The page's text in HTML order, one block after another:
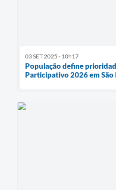
03 SET 2025 - 10h17
População define
Participativo 2026 em São